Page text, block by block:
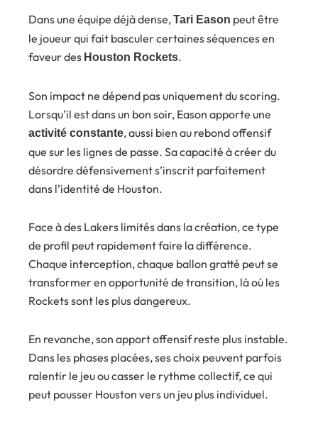
Dans une équipe déjà dense,Tari Eason peut être
le joueur qui fait basculer certaines séquences en
faveur des Houston Rockets.
Son impact ne dépend pas uniquement du scoring.
Lorsqu’il est dans un bon soir, Eason apporte une
activité constante, aussi bien au rebond offensif
que sur les lignes de passe. Sa capacité à créer du
désordre défensivement s’inscrit parfaitement
dans l’identité de Houston.
Face à des Lakers limités dans la création, ce type
de profil peut rapidement faire la différence.
Chaque interception, chaque ballon gratté peut se
transformer en opportunité de transition, là où les
Rockets sont les plus dangereux.
En revanche, son apport offensif reste plus instable.
Dans les phases placées, ses choix peuvent parfois
ralentir le jeu ou casser le rythme collectif, ce qui
peut pousser Houston vers un jeu plus individuel.